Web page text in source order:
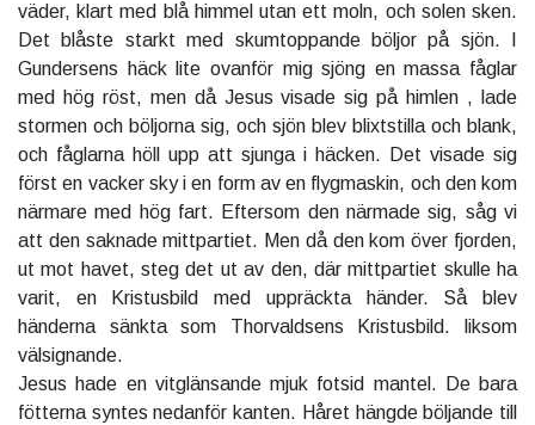
väder, klart med blå himmel utan ett moln, och solen sken.
Det blåste starkt med skumtoppande böljor på sjön. I
Gundersens häck lite ovanför mig sjöng en massa fåglar
med hög röst, men då Jesus visade sig på himlen , lade
stormen och böljorna sig, och sjön blev blixtstilla och blank,
och fåglarna höll upp att sjunga i häcken. Det visade sig
först en vacker sky i en form av en flygmaskin, och den kom
närmare med hög fart. Eftersom den närmade sig, såg vi
att den saknade mittpartiet. Men då den kom över fjorden,
ut mot havet, steg det ut av den, där mittpartiet skulle ha
varit, en Kristusbild med uppräckta händer. Så blev
händerna sänkta som Thorvaldsens Kristusbild. liksom
välsignande.
Jesus hade en vitglänsande mjuk fotsid mantel. De bara
fötterna syntes nedanför kanten. Håret hängde böljande till